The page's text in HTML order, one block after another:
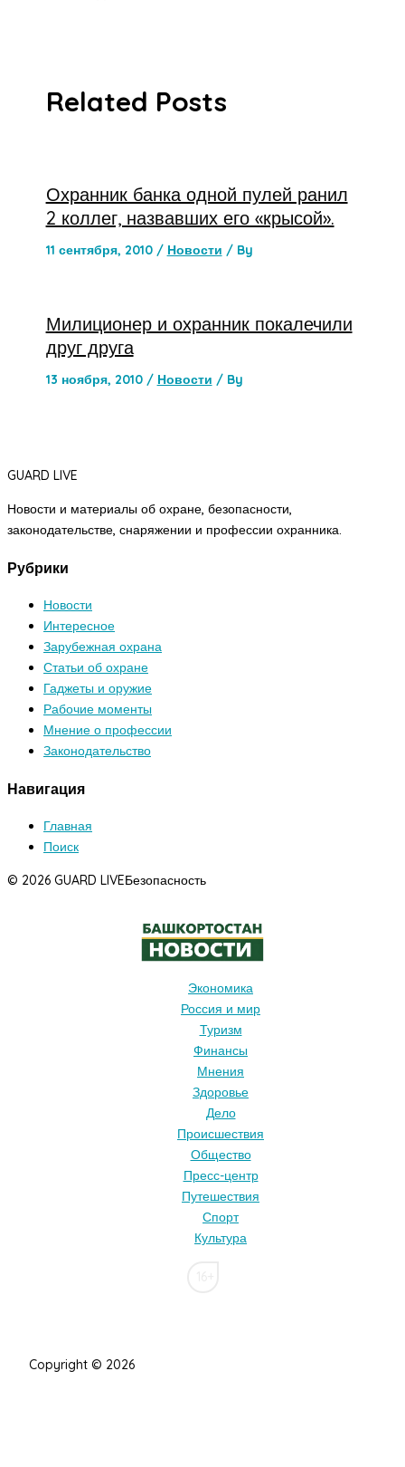
Related Posts
Охранник банка одной пулей ранил
2 коллег, назвавших его «крысой».
11 сентября, 2010 / Новости / By
Милиционер и охранник покалечили
друг друга
13 ноября, 2010 / Новости / By
GUARD LIVE
Новости и материалы об охране, безопасности,
законодательстве, снаряжении и профессии охранника.
Рубрики
Новости
Интересное
Зарубежная охрана
Статьи об охране
Гаджеты и оружие
Рабочие моменты
Мнение о профессии
Законодательство
Навигация
Главная
Поиск
© 2026 GUARD LIVEБезопасность
Экономика
Россия и мир
Туризм
Финансы
Мнения
Здоровье
Дело
Происшествия
Общество
Пресс-центр
Путешествия
Спорт
Культура
Copyright © 2026